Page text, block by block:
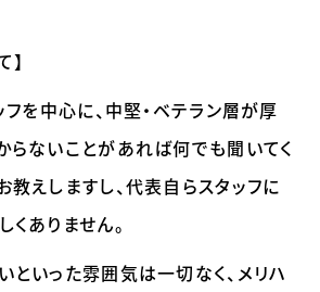
】
を中心に、中堅・ベテラン層が厚
らないことがあれば何でも聞いてく
教えしますし、代表自らスタッフに
ありません。
といった雰囲気は一切なく、メリハ